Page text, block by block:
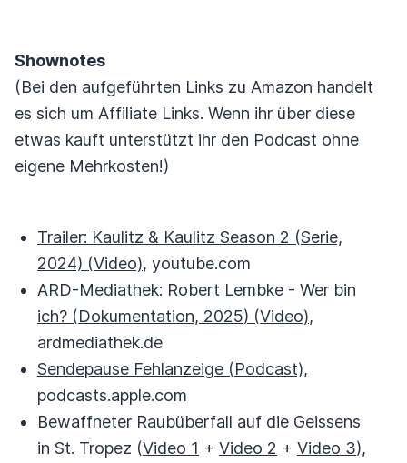
Shownotes
(Bei den aufgeführten Links zu Amazon handelt
es sich um Affiliate Links. Wenn ihr über diese
etwas kauft unterstützt ihr den Podcast ohne
eigene Mehrkosten!)
Trailer: Kaulitz & Kaulitz Season 2 (Serie,
2024) (Video), youtube.com
ARD-Mediathek: Robert Lembke - Wer bin
ich? (Dokumentation, 2025) (Video),
ardmediathek.de
Sendepause Fehlanzeige (Podcast),
podcasts.apple.com
Bewaffneter Raubüberfall auf die Geissens
in St. Tropez (Video 1 + Video 2 + Video 3),